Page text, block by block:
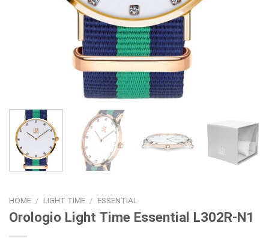
HOME / LIGHT TIME / ESSENTIAL
Orologio Light Time Essential L302R-N1